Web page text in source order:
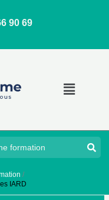
90 69
Main
IARD